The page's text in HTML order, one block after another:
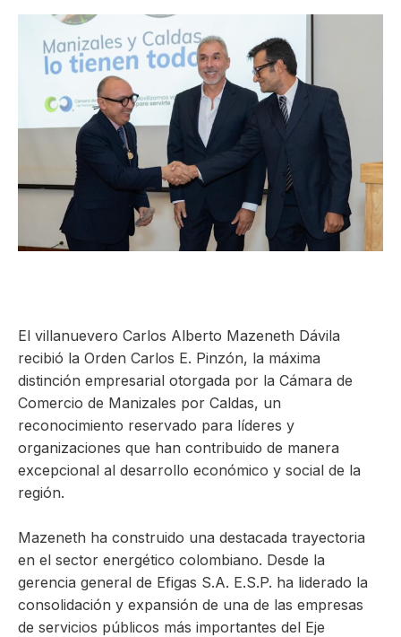
gra
ma
El villanuevero Carlos Alberto Mazeneth Dávila
recibió la Orden Carlos E. Pinzón, la máxima
distinción empresarial otorgada por la Cámara de
Comercio de Manizales por Caldas, un
reconocimiento reservado para líderes y
organizaciones que han contribuido de manera
excepcional al desarrollo económico y social de la
región.
Mazeneth ha construido una destacada trayectoria
en el sector energético colombiano. Desde la
gerencia general de Efigas S.A. E.S.P. ha liderado la
consolidación y expansión de una de las empresas
de servicios públicos más importantes del Eje